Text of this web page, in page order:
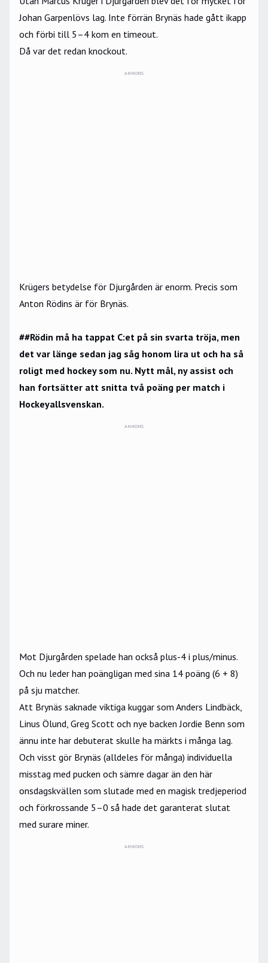
Johan Garpenlövs lag. Inte förrän Brynäs hade gått ikapp
och förbi till 5–4 kom en timeout.
Då var det redan knockout.
ANNONS
Krügers betydelse för Djurgården är enorm. Precis som
Anton Rödins är för Brynäs.
##Rödin må ha tappat C:et på sin svarta tröja, men
det var länge sedan jag såg honom lira ut och ha så
roligt med hockey som nu. Nytt mål, ny assist och
han fortsätter att snitta två poäng per match i
Hockeyallsvenskan.
ANNONS
Mot Djurgården spelade han också plus-4 i plus/minus.
Och nu leder han poängligan med sina 14 poäng (6 + 8)
på sju matcher.
Att Brynäs saknade viktiga kuggar som Anders Lindbäck,
Linus Ölund, Greg Scott och nye backen Jordie Benn som
ännu inte har debuterat skulle ha märkts i många lag.
Och visst gör Brynäs (alldeles för många) individuella
misstag med pucken och sämre dagar än den här
onsdagskvällen som slutade med en magisk tredjeperiod
och förkrossande 5–0 så hade det garanterat slutat
med surare miner.
ANNONS